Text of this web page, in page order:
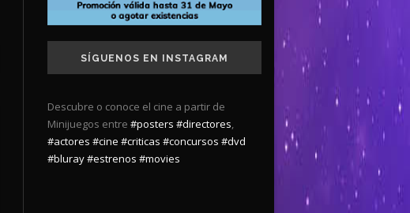
SÍGUENOS EN INSTAGRAM
Descubre o conoce el cine a partir de
Minijuegos entre #posters #directores,
#actores #cine #criticas #concursos #dvd
#bluray#estrenos #movies